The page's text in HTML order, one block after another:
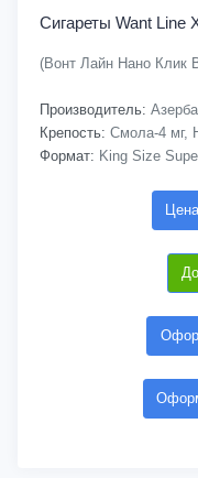
Сигареты Want Line
(Вонт Лайн Нано Клик
Производитель:
Крепость: Смола-4 мг,
Формат: King Size